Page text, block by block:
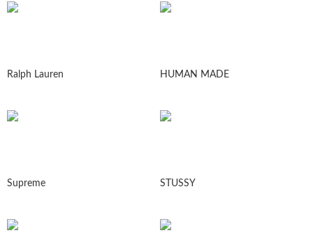
Ralph Lauren HUMAN MADE
Supreme STUSSY